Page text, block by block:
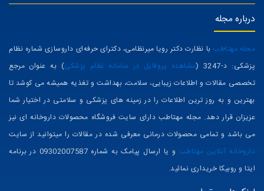
درباره مجله
مجله مهتاطببا نظارت دکتر رویا میرنظامی، دکترای حرفه‌ای داروسازی شماره نظام
پزشکی: د-3247 (
مشاهده پروفایل در سامانه نظام پزشکی) به عنوان مرجع
تخصصی مقالات و اطلاعات زیبایی، سلامت، بهداشت و تغذیه همیشه می کوشد تا
بهترین و به روز ترین اطلاعات را در زمینه های پزشکی و سلامتی در اختیار شما
عزیزان قرار دهد. مجله مهتاطب دارای سایت فروشگاه محصولات داروخانه ای نیز
می باشد و تمامی محصولات درمانی معرفی شده در مقالات را میتوانید از سایت
داروخانه آنلاین مهتاطب
و یا ارسال پیامک به شماره 09302007587 در برنامه
ایتا و روبیکا خریداری نمائید.